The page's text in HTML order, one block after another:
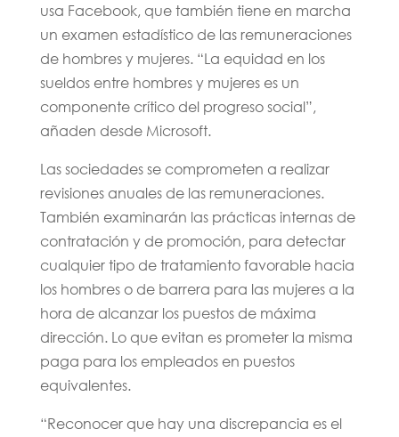
usa Facebook, que también tiene en marcha
un examen estadístico de las remuneraciones
de hombres y mujeres. “La equidad en los
sueldos entre hombres y mujeres es un
componente crítico del progreso social”,
añaden desde Microsoft.
Las sociedades se comprometen a realizar
revisiones anuales de las remuneraciones.
También examinarán las prácticas internas de
contratación y de promoción, para detectar
cualquier tipo de tratamiento favorable hacia
los hombres o de barrera para las mujeres a la
hora de alcanzar los puestos de máxima
dirección. Lo que evitan es prometer la misma
paga para los empleados en puestos
equivalentes.
“Reconocer que hay una discrepancia es el